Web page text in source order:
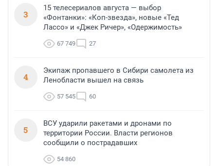
3
15 телесериалов августа — выбор
«Фонтанки»: «Коп-звезда», новые «Тед
Лассо» и «Джек Ричер», «Одержимость»
67 749 27
4
Экипаж пропавшего в Сибири самолета из
Ленобласти вышел на связь
57 545 60
5
ВСУ ударили ракетами и дронами по
территории России. Власти регионов
сообщили о пострадавших
54 860